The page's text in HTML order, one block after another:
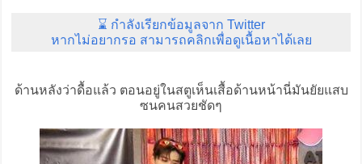
⌛ กำลังเรียกข้อมูลจาก Twitter
หากไม่อยากรอ สามารถคลิกเพื่อดูเนื้อหาได้เลย
ด้านหลังว่าดื้อแล้ว ตอนอยู่ในสตูเห็นเสื้อด้านหน้านี่มันยัยแสบ
ซนคนสวยชัดๆ